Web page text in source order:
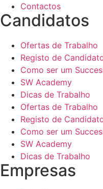
Contactos
Candidatos
Ofertas de Trabalho
Registo de
Como ser um
SW Academy
Dicas de Trabalho
Ofertas de Trabalho
Registo de
Como ser um
SW Academy
Dicas de Trabalho
Empresas